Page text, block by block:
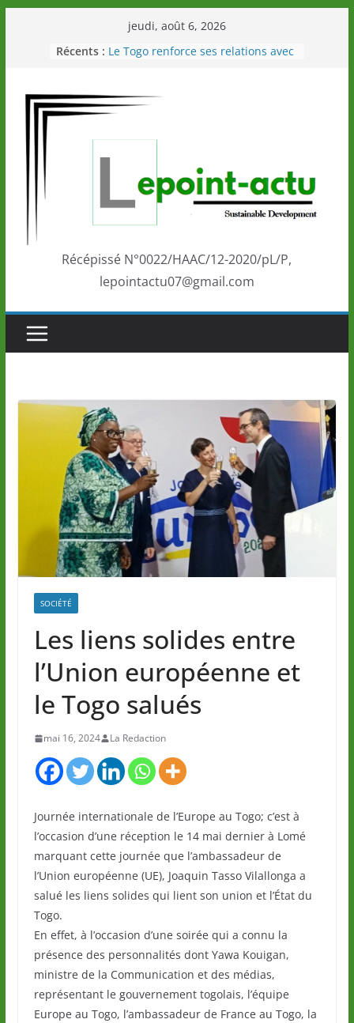
jeudi, août 6, 2026
Récents : Le Togo renforce ses relations avec
Éléphants en Côte d’Ivoire
LOTO DETENTE”, un nouveau tirage
marque de confiance au Togo sur
la scène internationale au-delà des
performances de ses athlètes
Togo: Que retenir de la politique
éducation et de l’ambition de
Récépissé N°0022/HAAC/12-2020/pL/P,
lepointactu07@gmail.com
SOCIÉTÉ
Les liens solides entre
l’Union européenne et
le Togo salués
mai 16, 2024 La Redaction
Journée internationale de l’Europe au Togo; c’est à
l’occasion d’une réception le 14 mai dernier à Lomé
marquant cette journée que l’ambassadeur de
l’Union européenne (UE), Joaquin Tasso Vilallonga a
salué les liens solides qui lient son union et l’État du
Togo.
En effet, à l’occasion d’une soirée qui a connu la
présence des personnalités dont Yawa Kouigan,
ministre de la Communication et des médias,
représentant le gouvernement togolais, l’équipe
Europe au Togo, l’ambassadeur de France au Togo, la